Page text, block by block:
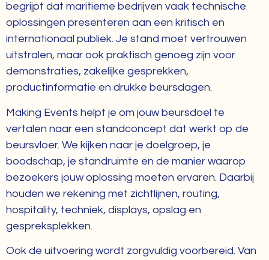
begrijpt dat maritieme bedrijven vaak technische
oplossingen presenteren aan een kritisch en
internationaal publiek. Je stand moet vertrouwen
uitstralen, maar ook praktisch genoeg zijn voor
demonstraties, zakelijke gesprekken,
productinformatie en drukke beursdagen.
Making Events helpt je om jouw beursdoel te
vertalen naar een standconcept dat werkt op de
beursvloer. We kijken naar je doelgroep, je
boodschap, je standruimte en de manier waarop
bezoekers jouw oplossing moeten ervaren. Daarbij
houden we rekening met zichtlijnen, routing,
hospitality, techniek, displays, opslag en
gespreksplekken.
Ook de uitvoering wordt zorgvuldig voorbereid. Van